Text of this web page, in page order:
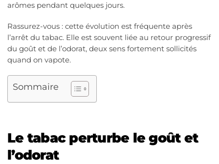
arômes pendant quelques jours.
Rassurez-vous : cette évolution est fréquente après
l’arrêt du tabac. Elle est souvent liée au retour progressif
du goût et de l’odorat, deux sens fortement sollicités
quand on vapote.
Sommaire
Le tabac perturbe le goût et
l’odorat